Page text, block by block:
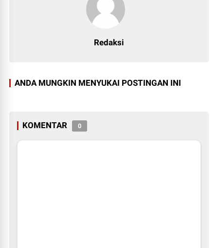
Redaksi
ANDA MUNGKIN MENYUKAI POSTINGAN INI
KOMENTAR 0